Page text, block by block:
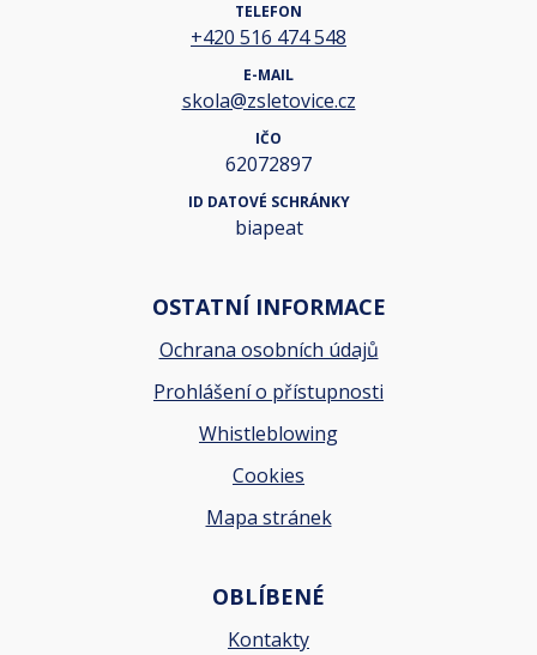
TELEFON
+420 516 474 548
E-MAIL
skola@zsletovice.cz
IČO
62072897
ID DATOVÉ SCHRÁNKY
biapeat
OSTATNÍ INFORMACE
Ochrana osobních údajů
Prohlášení o přístupnosti
Whistleblowing
Cookies
Mapa stránek
OBLÍBENÉ
Kontakty